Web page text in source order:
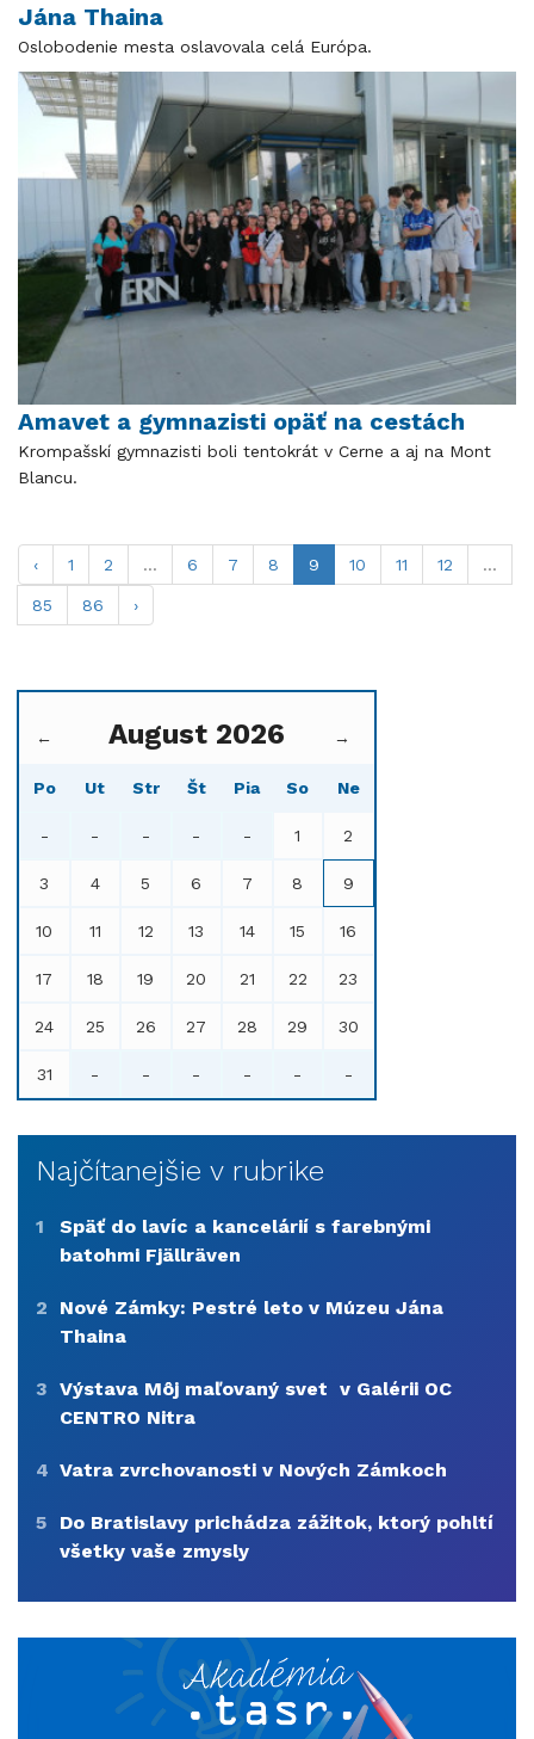
Jána Thaina
Oslobodenie mesta oslavovala celá Európa.
Amavet a gymnazisti opäť na cestách
Krompašskí gymnazisti boli tentokrát v Cerne a aj na Mont
Blancu.
‹ 1 2 ... 6 7 8 9 10 11 12 ...
85 86 ›
← August 2026 →
Po Ut Str Št Pia So Ne
- - - - - 1 2
3 4 5 6 7 8 9
10 11 12 13 14 15 16
17 18 19 20 21 22 23
24 25 26 27 28 29 30
31 - - - - - -
Najčítanejšie v rubrike
1
Späť do lavíc a kancelárií s farebnými
batohmi Fjällräven
2
Nové Zámky: Pestré leto v Múzeu Jána
Thaina
3 Výstava Môj maľovaný svet v Galérii OC
CENTRO Nitra
4 Vatra zvrchovanosti v Nových Zámkoch
5
Do Bratislavy prichádza zážitok, ktorý pohltí
všetky vaše zmysly